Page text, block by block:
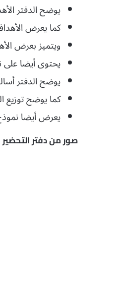
يوضح الدفتر
كما يعرض
ويتميز بعرض
يحتوى أيضا على
يوضح الدفتر
كما يوضح توزيع
يعرض أيضا
صور من دفتر التحضير